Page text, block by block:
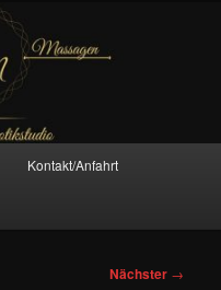
More
Kontakt/Anfahrt
Nächster →